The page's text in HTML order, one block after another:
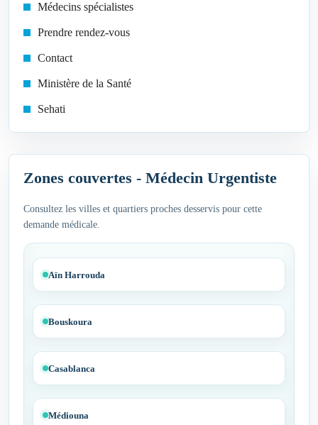
Médecins spécialistes
Prendre rendez-vous
Contact
Ministère de la Santé
Sehati
Zones couvertes - Médecin Urgentiste
Consultez les villes et quartiers proches desservis pour cette
demande médicale.
Aïn Harrouda
Bouskoura
Casablanca
Médiouna